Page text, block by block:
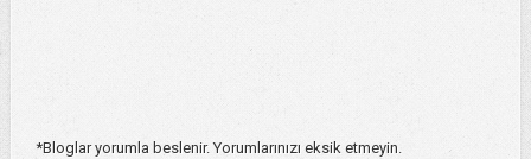
*Bloglar yorumla beslenir. Yorumlarınızı eksik etmeyin.